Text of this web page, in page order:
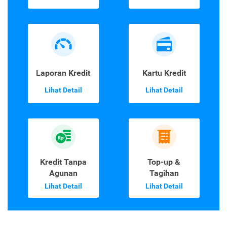
Laporan Kredit
Lihat Detail
Kartu Kredit
Lihat Detail
Kredit Tanpa
Agunan
Lihat Detail
Top-up &
Tagihan
Lihat Detail